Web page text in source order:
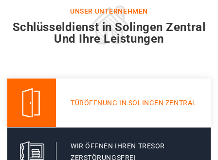
UNSER UNTERNEHMEN
Schlüsseldienst in Solingen Zentral
Und Ihre Leistungen
TÜRÖFFNUNG IN SOLINGEN ZENTRAL
WIR ÖFFNEN IHREN TRESOR
ZERSTÖRUNGSFREI